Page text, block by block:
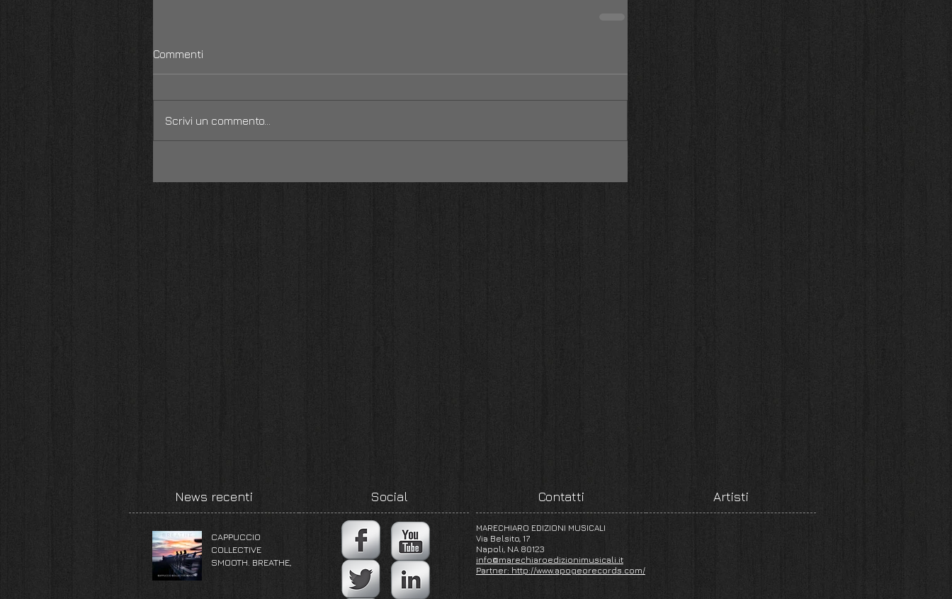
Commenti
Scrivi un commento...
News recenti
CAPPUCCIO
COLLECTIVE
SMOOTH. BREATHE,
Social Contatti
MARECHIARO EDIZIONI MUSICALI
Via Belsito, 17
Napoli, NA 80123
info@marechiaroedizionimusicali.it
Partner: http://www.apogeorecords.com/
Artisti